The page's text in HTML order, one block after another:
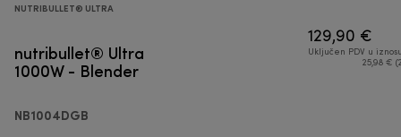
NUTRIBULLET® ULTRA
nutribullet® Ultra
1000W - Blender
NB1004DGB
129,90 €
Uključen PDV u
25,98 €